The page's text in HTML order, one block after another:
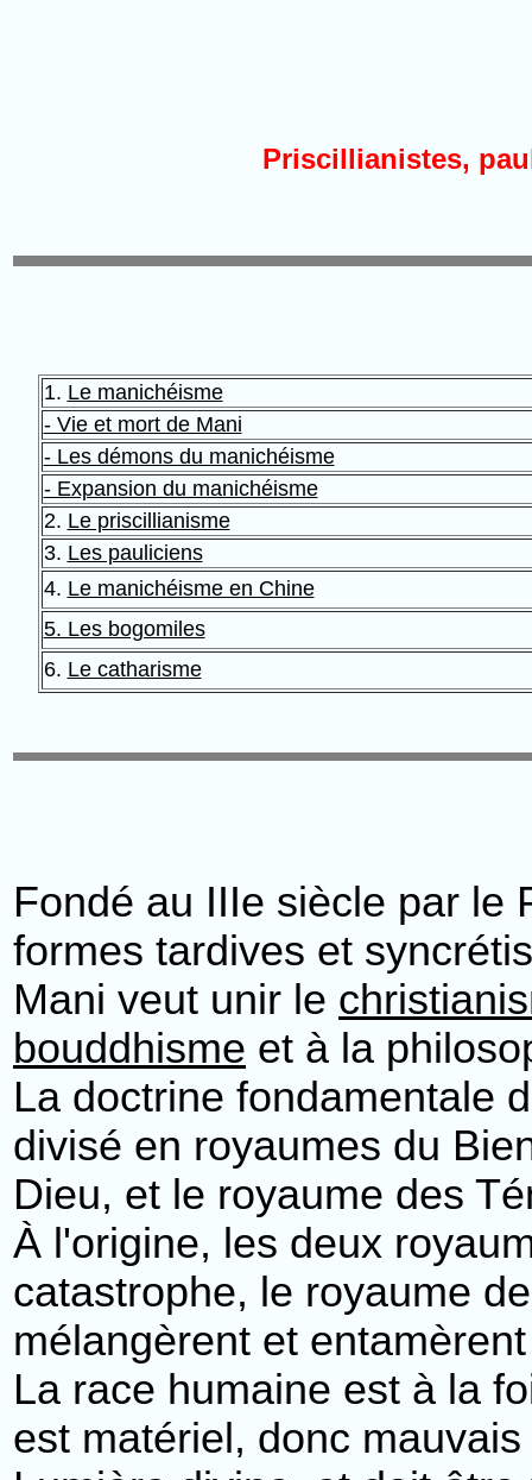
Priscillianistes,
1. Le manichéisme
- Vie et mort de Mani
- Les démons du manichéisme
- Expansion du manichéisme
2. Le priscillianisme
3. Les pauliciens
4. Le manichéisme en Chine
5. Les bogomiles
6. Le catharisme
Fondé au IIIe siècle par le
formes tardives et
Mani veut unir le
bouddhisme et à la
La doctrine fondamentale
divisé en royaumes du
Dieu, et le royaume des
À l'origine, les deux
catastrophe, le royaume
mélangèrent et
La race humaine est à la
est matériel, donc